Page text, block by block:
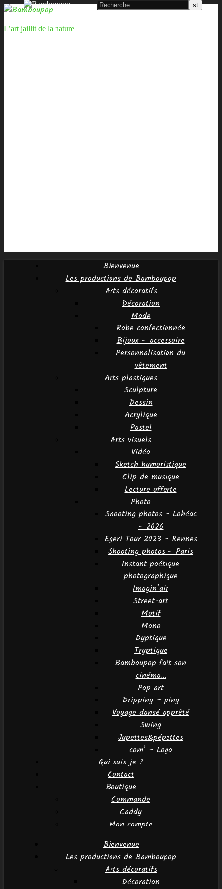
L’art jaillit de la nature
Bienvenue
Les productions de Bamboupop
Arts décoratifs
Décoration
Mode
Robe confectionnée
Bijoux – accessoire
Personnalisation du
vêtement
Arts plastiques
Sculpture
Dessin
Acrylique
Pastel
Arts visuels
Vidéo
Sketch humoristique
Clip de musique
Lecture offerte
Photo
Shooting photos – Lohéac
– 2026
Egeri Tour 2023 – Rennes
Shooting photos – Paris
Instant poétique
photographique
Imagin’air
Street-art
Motif
Mono
Dyptique
Tryptique
Bamboupop fait son
cinéma…
Pop art
Dripping – ping
Voyage dansé apprêté
Swing
Jupettes&pépettes
com’ – Logo
Qui suis-je ?
Contact
Boutique
Commande
Caddy
Mon compte
Bienvenue
Les productions de Bamboupop
Arts décoratifs
Décoration